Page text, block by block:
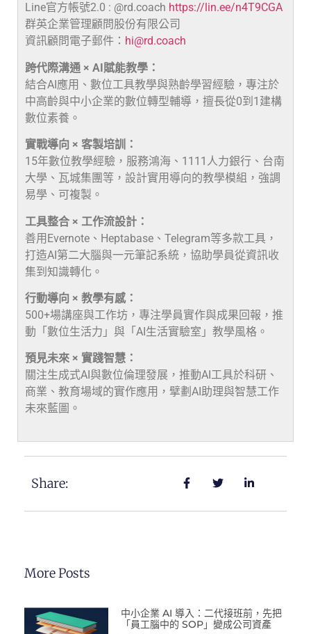
Line官方帳號2.0 : @rd.coach https://lin.ee/n4T9CGA
群英企業管理顧問股份有限公司
資訊顧問電子郵件： hi@rd.coach
跨代際溝通 × AI賦能教學：
結合AI應用、數位工具教學與熟齡學習經驗，專注於
中高齡與中小企業的數位轉型輔導，擅長從0到1建構
數位素養。
實戰導向 × 客製培訓：
15年數位教學經驗，服務鴻海、1111人力銀行、台南
大學、瓦城集團等，設計實用導向的教學模組，強調
易學、可複製。
工具整合 × 工作流設計：
善用Evernote、Heptabase、Telegram等多款工具，
打造AI第二大腦與一元筆記系統，協助學員從資訊收
集到知識轉化。
行動導向 × 教學有感：
500+場講座與工作坊，專注學員實作與成果回報，推
動「數位生活力」與「AI生活實驗室」教學風格。
預見未來 × 實踐智慧：
關注生成式AI與數位倫理發展，推動AI工具於科研、
商業、教育場域的實作應用，擘劃AI助理與智慧工作
未來藍圖。
Share:
More Posts
中小企業 AI 導入：二代接班前，先把
「員工腦中的 SOP」變成公司資產